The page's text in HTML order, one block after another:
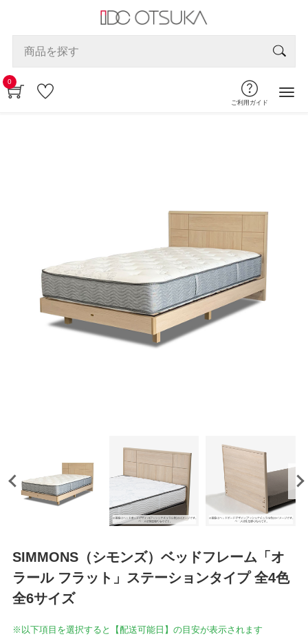
0
ご利用ガイド
SIMMONS（シモンズ）ベッドフレーム「オ
ラール フラット」ステーションタイプ 全4色
全6サイズ
※以下項目を選択すると【配送可能日】の目安が表示されます